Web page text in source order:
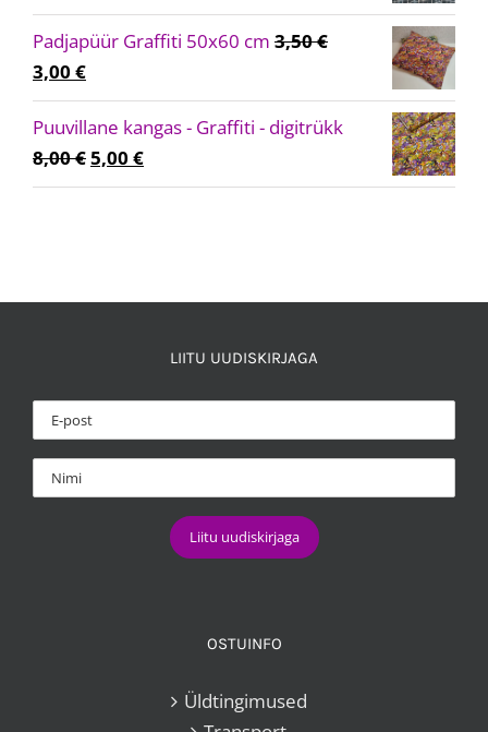
hind
oli:
8,50 €.
price
is:
6,50 €.
Padjapüür Graffiti 50x60 cm 3,50€
Algne
hind
oli:
3,50 €.
3,00 €Current
price
is:
3,00 €.
Puuvillane kangas - Graffiti - digitrükk
8,00€Algne
hind
5,00 €Current
price
LIITU UUDISKIRJAGA
OSTUINFO
Üldtingimused